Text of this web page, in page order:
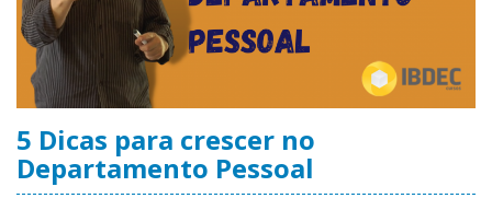
5 Dicas para crescer no
Departamento Pessoal